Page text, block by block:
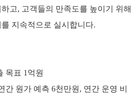
고, 고객들의 만족도를 높이기 위해
지속적으로 실시합니다.
목표 1억원
간 원가 예측 6천만원, 연간 운영 비